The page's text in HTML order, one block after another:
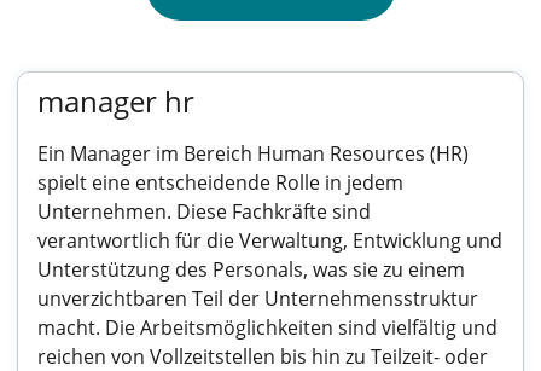
manager hr
Ein Manager im Bereich Human Resources (HR)
spielt eine entscheidende Rolle in jedem
Unternehmen. Diese Fachkräfte sind
verantwortlich für die Verwaltung, Entwicklung und
Unterstützung des Personals, was sie zu einem
unverzichtbaren Teil der Unternehmensstruktur
macht. Die Arbeitsmöglichkeiten sind vielfältig und
reichen von Vollzeitstellen bis hin zu Teilzeit- oder